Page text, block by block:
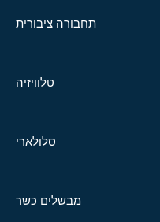
תחבורה ציבורית
טלוויזיה
סלולארי
מבשלים כשר